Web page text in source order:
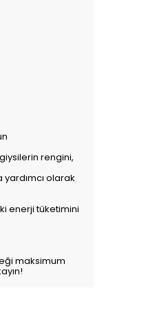
rengini,
yardımcı olarak
enerji tüketimini
maksimum